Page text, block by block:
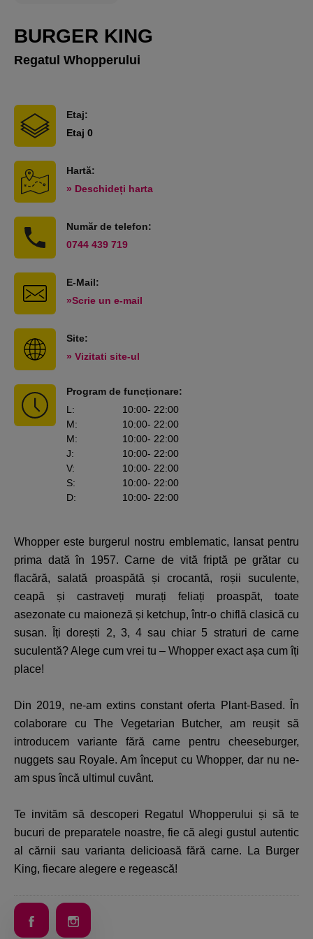
BURGER KING
Regatul Whopperului
Etaj:
Etaj 0
Hartă:
» Deschideți harta
Număr de telefon:
0744 439 719
E-Mail:
»Scrie un e-mail
Site:
» Vizitati site-ul
Program de funcționare:
L : 10:00- 22:00
M: 10:00- 22:00
M: 10:00- 22:00
J: 10:00- 22:00
V: 10:00- 22:00
S: 10:00- 22:00
D: 10:00- 22:00
Whopper este burgerul nostru emblematic, lansat pentru
prima dată în 1957. Carne de vită friptă pe grătar cu
flacără, salată proaspătă și crocantă, roșii suculente,
ceapă și castraveți murați feliați proaspăt, toate
asezonate cu maioneză și ketchup, într-o chiflă clasică cu
susan. Îți dorești 2, 3, 4 sau chiar 5 straturi de carne
suculentă? Alege cum vrei tu – Whopper exact așa cum îți
place!
Din 2019, ne-am extins constant oferta Plant-Based. În
colaborare cu The Vegetarian Butcher, am reușit să
introducem variante fără carne pentru cheeseburger,
nuggets sau Royale. Am început cu Whopper, dar nu ne-
am spus încă ultimul cuvânt.
Te invităm să descoperi Regatul Whopperului și să te
bucuri de preparatele noastre, fie că alegi gustul autentic
al cărnii sau varianta delicioasă fără carne. La Burger
King, fiecare alegere e regească!